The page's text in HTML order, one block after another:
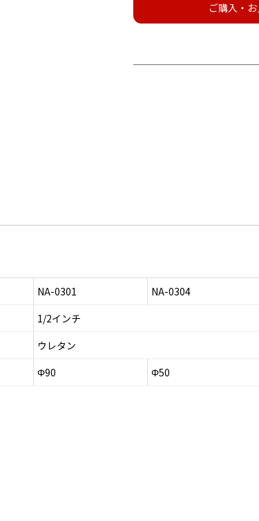
ご購入・
NA-0301 NA-0304
1/2インチ
ウレタン
Φ90 Φ50